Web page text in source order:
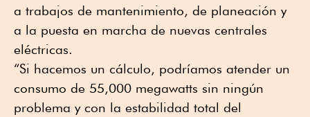
a trabajos de mantenimiento, de planeación y
a la puesta en marcha de nuevas centrales
eléctricas.
“Si hacemos un cálculo, podríamos atender un
consumo de 55,000 megawatts sin ningún
problema y con la estabilidad total del